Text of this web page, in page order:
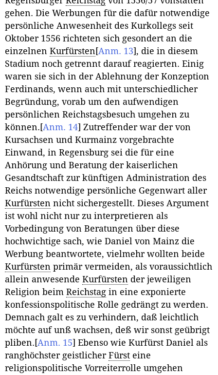
gehen. Die Werbungen für die dafür notwendige
persönliche Anwesenheit des Kurkollegs seit
Oktober 1556 richteten sich gesondert an die
einzelnen Kurfürsten [Anm. 13] , die in diesem
Stadium noch getrennt darauf reagierten. Einig
waren sie sich in der Ablehnung der Konzeption
Ferdinands, wenn auch mit unterschiedlicher
Begründung, vorab um den aufwendigen
persönlichen Reichstagsbesuch umgehen zu
können. [Anm. 14] Zutreffender war der von
Kursachsen und Kurmainz vorgebrachte
Einwand, in Regensburg sei die für eine
Anhörung und Beratung der kaiserlichen
Gesandtschaft zur künftigen Administration des
Reichs notwendige persönliche Gegenwart aller
Kurfürsten nicht sichergestellt. Dieses Argument
ist wohl nicht nur zu interpretieren als
Vorbedingung von Beratungen über diese
hochwichtige sach, wie Daniel von Mainz die
Werbung beantwortete, vielmehr wollten beide
Kurfürsten primär vermeiden, als voraussichtlich
allein anwesende Kurfürsten der jeweiligen
Religion beim Reichstag in eine exponierte
konfessionspolitische Rolle gedrängt zu werden.
Demnach galt es zu verhindern, daß leichtlich
möchte auf unß wachsen, deß wir sonst geübrigt
pliben. [Anm. 15] Ebenso wie Kurfürst Daniel als
ranghöchster geistlicher Fürst eine
religionspolitische Vorreiterrolle umgehen